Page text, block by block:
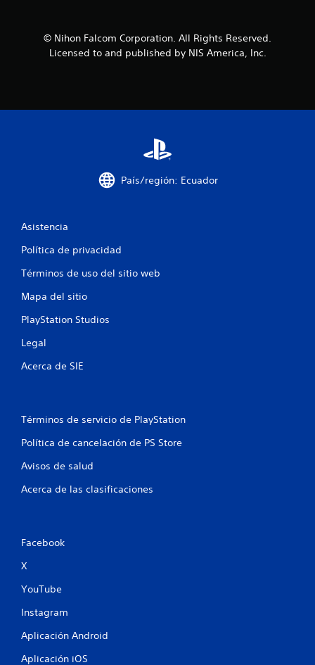
© Nihon Falcom Corporation. All Rights Reserved.
Licensed to and published by NIS America, Inc.
País/región: Ecuador
Asistencia
Política de privacidad
Términos de uso del sitio web
Mapa del sitio
PlayStation Studios
Legal
Acerca de SIE
Términos de servicio de PlayStation
Política de cancelación de PS Store
Avisos de salud
Acerca de las clasificaciones
Facebook
X
YouTube
Instagram
Aplicación Android
Aplicación iOS